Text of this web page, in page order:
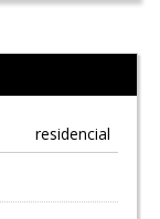
residencial